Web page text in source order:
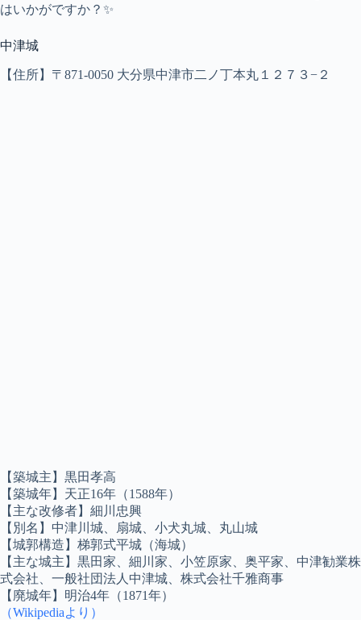
はいかがですか？✨
中津城
【住所】〒871-0050 大分県中津市二ノ丁本丸１２７３−２
【築城主】黒田孝高
【築城年】天正16年（1588年）
【主な改修者】細川忠興
【別名】中津川城、扇城、小犬丸城、丸山城
【城郭構造】梯郭式平城（海城）
【主な城主】黒田家、細川家、小笠原家、奥平家、中津勧業株
式会社、一般社団法人中津城、株式会社千雅商事
【廃城年】明治4年（1871年）
（Wikipediaより）